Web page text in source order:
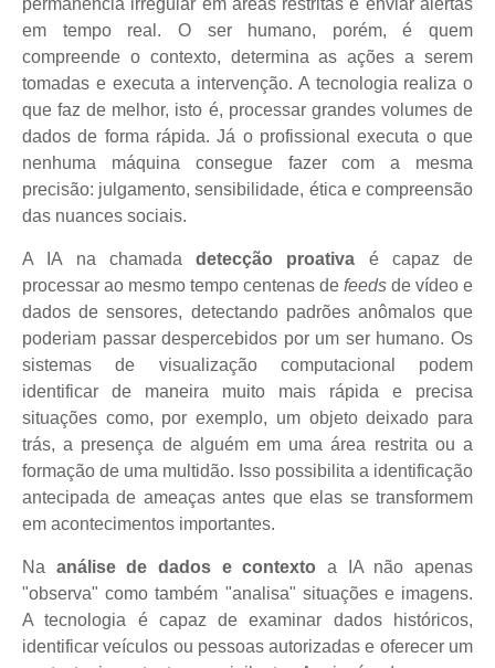
permanência irregular em áreas restritas e enviar alertas
em tempo real. O ser humano, porém, é quem
compreende o contexto, determina as ações a serem
tomadas e executa a intervenção. A tecnologia realiza o
que faz de melhor, isto é, processar grandes volumes de
dados de forma rápida. Já o profissional executa o que
nenhuma máquina consegue fazer com a mesma
precisão: julgamento, sensibilidade, ética e compreensão
das nuances sociais.
A IA na chamada detecção proativa é capaz de
processar ao mesmo tempo centenas de feeds de vídeo e
dados de sensores, detectando padrões anômalos que
poderiam passar despercebidos por um ser humano. Os
sistemas de visualização computacional podem
identificar de maneira muito mais rápida e precisa
situações como, por exemplo, um objeto deixado para
trás, a presença de alguém em uma área restrita ou a
formação de uma multidão. Isso possibilita a identificação
antecipada de ameaças antes que elas se transformem
em acontecimentos importantes.
Na análise de dados e contextoa IA não apenas
"observa" como também "analisa" situações e imagens.
A tecnologia é capaz de examinar dados históricos,
identificar veículos ou pessoas autorizadas e oferecer um